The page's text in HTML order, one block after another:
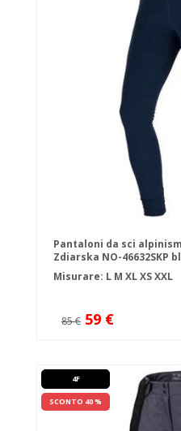
Pantaloni da sci
Zdiarska NO-46632SKP
Misurare: L M XLXSXXL
85 € 59 €
4F
SCONTO 40 %